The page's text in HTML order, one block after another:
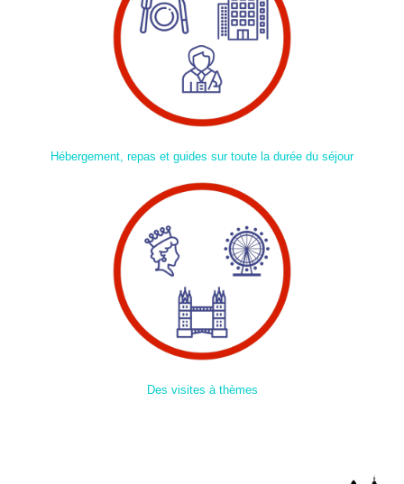
Hébergement, repas et guides sur toute la durée du séjour
Des visites à thèmes